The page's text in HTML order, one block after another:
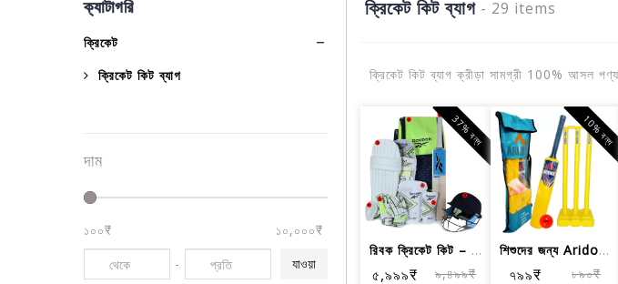
ক্যাটাগরি
ক্রিকেট
ক্রিকেট কিট ব্যাগ
দাম
১০০₹
১০,০০০₹
-
যাওয়া
ক্রিকেট কিট ব্যাগ - 29 items
ক্রিকেট কিট ব্যাগ ক্রীড়া সামগ্রী 100% আসল পণ্য
রিবক ক্রিকেট কিট – ব্যাট, প্যাড, গ্লা...
৫,৯৯৯₹ ৯,৪৯৯₹
37% বন্ধ
শিশুদের জন্য Aridox প্লাস্টিক ক্রিকেট...
৭৯৯₹ ৮৯০₹
10% বন্ধ